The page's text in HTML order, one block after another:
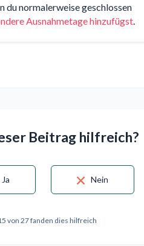
du normalerweise geschlossen
Ausnahmetage hinzufügst
Beitrag hilfreich?
Ja Nein
von 27 fanden dies hilfreich